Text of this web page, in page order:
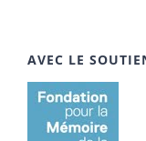
AVEC LE